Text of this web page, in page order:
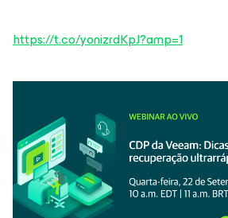
https://t.co/yonizrdKpJ?amp=1